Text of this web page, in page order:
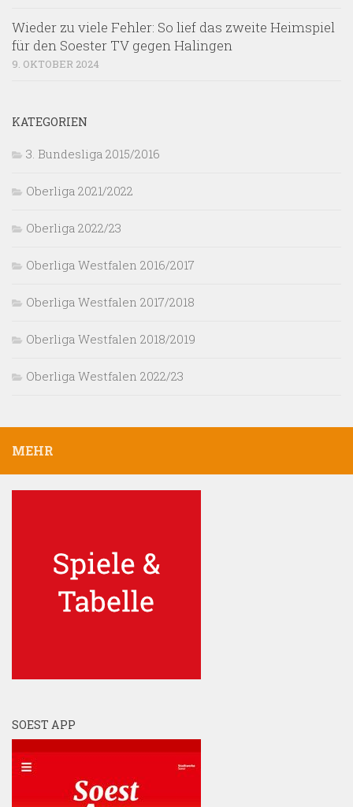
Wieder zu viele Fehler: So lief das zweite Heimspiel
für den Soester TV gegen Halingen
9. OKTOBER 2024
KATEGORIEN
3. Bundesliga 2015/2016
Oberliga 2021/2022
Oberliga 2022/23
Oberliga Westfalen 2016/2017
Oberliga Westfalen 2017/2018
Oberliga Westfalen 2018/2019
Oberliga Westfalen 2022/23
MEHR
SOEST APP